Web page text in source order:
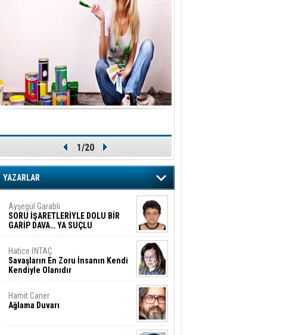
1/20
YAZARLAR
Ayşegül Garabli
SORU İŞARETLERİYLE DOLU BİR
GARİP DAVA… YA SUÇLU
DEĞİLSE???
Hatice İNTAÇ
Savaşların En Zoru İnsanın Kendi
Kendiyle Olanıdır
Hamit Caner
Ağlama Duvarı